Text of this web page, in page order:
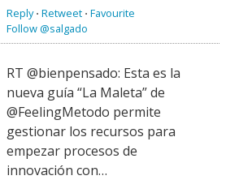
Reply⋅ Retweet ⋅ Favourite
Follow @salgado
RT @bienpensado: Esta es la
nueva guía “La Maleta” de
@FeelingMetodo permite
gestionar los recursos para
empezar procesos de
innovación con…